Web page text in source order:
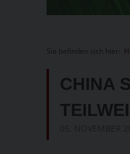
Sie befinden sich hier:
CHINA